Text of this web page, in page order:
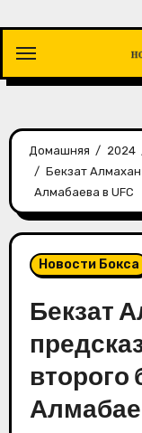
содержимому
Домашняя 2024
Бекзат
Алмабаева в UFC
Новости Бокса
Бекзат
второго